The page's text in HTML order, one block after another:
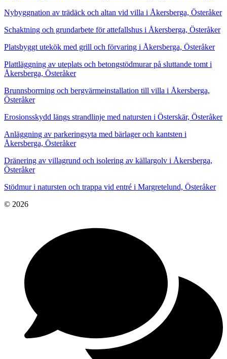
Nybyggnation av trädäck och altan vid villa i Åkersberga, Österåker
Schaktning och grundarbete för attefallshus i Åkersberga, Österåker
Platsbyggt utekök med grill och förvaring i Åkersberga, Österåker
Plattläggning av uteplats och betongstödmurar på sluttande tomt i
Åkersberga, Österåker
Brunnsborrning och bergvärmeinstallation till villa i Åkersberga,
Österåker
Erosionsskydd längs strandlinje med natursten i Österskär, Österåker
Anläggning av parkeringsyta med bärlager och kantsten i
Åkersberga, Österåker
Dränering av villagrund och isolering av källargolv i Åkersberga,
Österåker
Stödmur i natursten och trappa vid entré i Margretelund, Österåker
© 2026